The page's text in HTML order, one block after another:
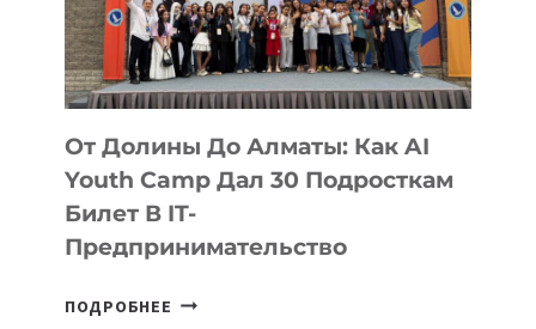
От Долины До Алматы: Как AI
Youth Camp Дал 30 Подросткам
Билет В IT-
Предпринимательство
ПОДРОБНЕЕ ОТ